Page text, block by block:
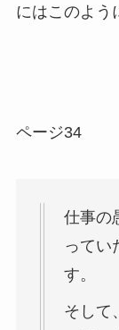
にはこのよう
ページ34
仕事の
ってい
す。
そして